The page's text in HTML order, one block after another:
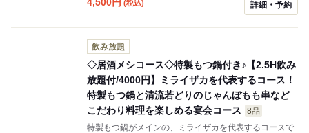
のご希望は備考欄にお願いします。記載ない場合は「霧
(税込) 詳細・予約
飲み放題
◇居酒メシコース◇特製もつ鍋付き♪【2.5H飲み
放題付/4000円】ミライザカを代表するコース！
特製もつ鍋と清流若どりのじゃんぼもも串など
こだわり料理を楽しめる宴会コース
8品
特製もつ鍋がメインの、ミライザカを代表するコースで